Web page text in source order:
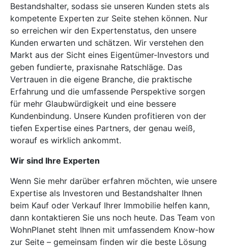
Bestandshalter, sodass sie unseren Kunden stets als
kompetente Experten zur Seite stehen können. Nur
so erreichen wir den Expertenstatus, den unsere
Kunden erwarten und schätzen. Wir verstehen den
Markt aus der Sicht eines Eigentümer-Investors und
geben fundierte, praxisnahe Ratschläge. Das
Vertrauen in die eigene Branche, die praktische
Erfahrung und die umfassende Perspektive sorgen
für mehr Glaubwürdigkeit und eine bessere
Kundenbindung. Unsere Kunden profitieren von der
tiefen Expertise eines Partners, der genau weiß,
worauf es wirklich ankommt.
Wir sind Ihre Experten
Wenn Sie mehr darüber erfahren möchten, wie unsere
Expertise als Investoren und Bestandshalter Ihnen
beim Kauf oder Verkauf Ihrer Immobilie helfen kann,
dann kontaktieren Sie uns noch heute. Das Team von
WohnPlanet steht Ihnen mit umfassendem Know-how
zur Seite – gemeinsam finden wir die beste Lösung